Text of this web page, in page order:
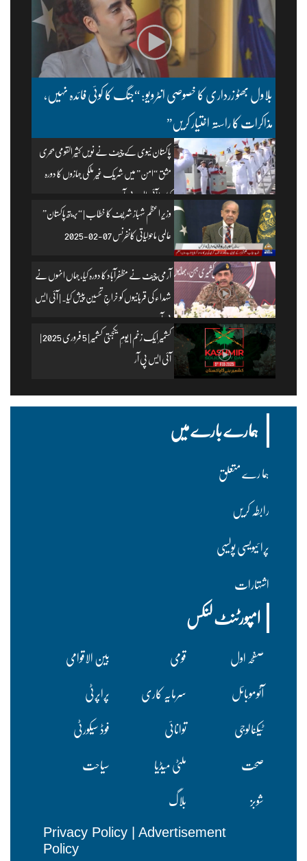
بلاول بھٹو زرداری کا خصوصی انٹرویو: “جنگ کا کوئی فائدہ نہیں،
مذاکرات کا راستہ اختیار کریں”
پاکستان نیوی کے چیف نے نویں کثیر القومی بحری
مشق “امن” میں شریک غیر ملکی جہازوں کا دورہ
کیا۔ | آئی ایس پی آر
وزیرِ اعظم شہباز شریف کا خطاب | “بریتھ پاکستان”
عالمی ماحولیاتی کانفرنس 07-02-2025
آرمی چیف نے مظفرآباد کا دورہ کیا، جہاں انہوں نے
شہداء کی قربانیوں کو خراجِ تحسین پیش کیا۔ | آئی ایس
پی آر
کشمیر ایک زخم | یومِ یکجہتی کشمیر | 5 فروری 2025 |
آئی ایس پی آر
ہمارے بارے میں
ہما رے متعلق
رابطہ کریں
پرا ئیویسی پولسیی
اشتہارات
امپورٹنٹ لنکس
صفحہ اول قومی
بین الاقوامی
آٹوموبائل
سرمایہ کاری
پراپرٹی
ٹیکنالوجی
توانائی
فوڈ سیکورٹی
صحت
ملٹی میڈیا
سیاحت
شوبز
بلاگ
Privacy Policy
Advertisement
Policy